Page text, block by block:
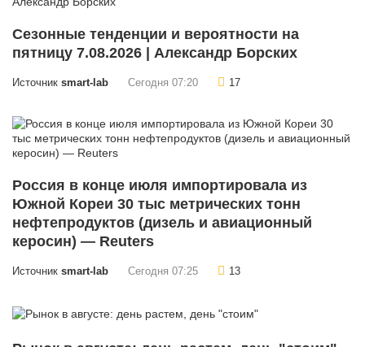
Сезонные тенденции и вероятности на
пятницу 7.08.2026 | Александр Борских
Источник smart-lab Сегодня 07:20 17
Россия в конце июля импортировала из
Южной Кореи 30 тыс метрических тонн
нефтепродуктов (дизель и авиационный
керосин) — Reuters
Источник smart-lab Сегодня 07:25 13